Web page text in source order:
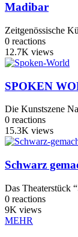
Madibar
Zeitgenössische
0 reactions
12.7K views
SPOKEN
Die Kunstszene
0 reactions
15.3K views
Schwarz
Das Theaterstück
0 reactions
9K views
MEHR